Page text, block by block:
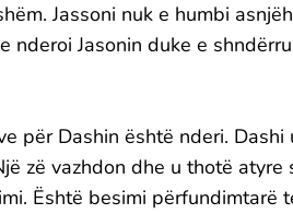
Jassoni nuk e humbi
nderoi Jasonin duke e
për Dashin është nderi.
zë vazhdon dhe u thotë
Është besimi përfundimtarë